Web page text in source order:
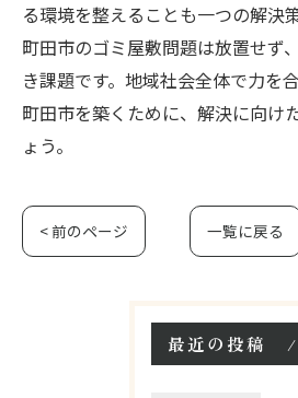
る環境を整えることも一つの解決
町田市のゴミ屋敷問題は放置せず
き課題です。地域社会全体で力を
町田市を築くために、解決に向け
ょう。
< 前のページ 一覧に戻る
最近の投稿